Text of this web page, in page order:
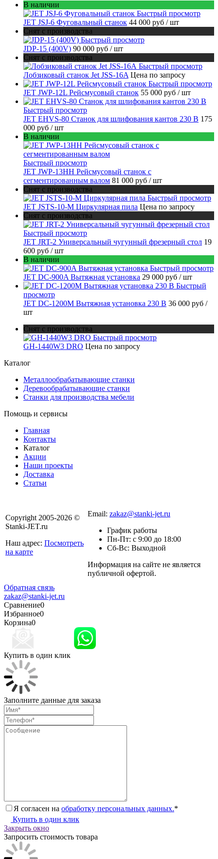
В наличии
Быстрый просмотр
JET JSJ-6 Фуговальный станок 44 000 руб / шт
Снят с производства
Быстрый просмотр
JDP-15 (400V) 90 000 руб / шт
Снят с производства
Быстрый просмотр
Лобзиковый станок Jet JSS-16A Цена по запросу
Быстрый просмотр
JET JWP-12L Рейсмусовый станок 55 000 руб / шт
Быстрый просмотр
JET EHVS-80 Станок для шлифования кантов 230 В 175
000 руб / шт
В наличии
Быстрый просмотр
JET JWP-13HH Рейсмусовый станок с
сегментированным валом 81 000 руб / шт
Снят с производства
Быстрый просмотр
JET JSTS-10-M Циркулярная пила Цена по запросу
Снят с производства
Быстрый просмотр
JET JRT-2 Универсальный чугунный фрезерный стол 19
600 руб / шт
В наличии
Быстрый просмотр
JET DC-900A Вытяжная установка 29 000 руб / шт
Быстрый
просмотр
JET DC-1200M Вытяжная установка 230 В 36 000 руб /
шт
Снят с производства
Быстрый просмотр
GH-1440W3 DRO Цена по запросу
Каталог
Металлообрабатывающие станки
Деревообрабатывающие станки
Станки для производства мебели
Помощь и сервисы
Главная
Контакты
Каталог
Акции
Наши проекты
Доставка
Статьи
Copyright 2005-2026 ©
Stanki-JET.ru
Наш адрес: Посмотреть
на карте
Email: zakaz@stanki-jet.ru
График работы
Пн-Пт: с 9:00 до 18:00
Сб-Вс: Выходной
Информация на сайте не является
публичной офертой.
Обратная связь
zakaz@stanki-jet.ru
Сравнение0
Избранное0
Корзина0
Купить в один клик
Заполните данные для заказа
Я согласен на обработку персональных данных.*
Купить в один клик
Закрыть окно
Запросить стоимость товара